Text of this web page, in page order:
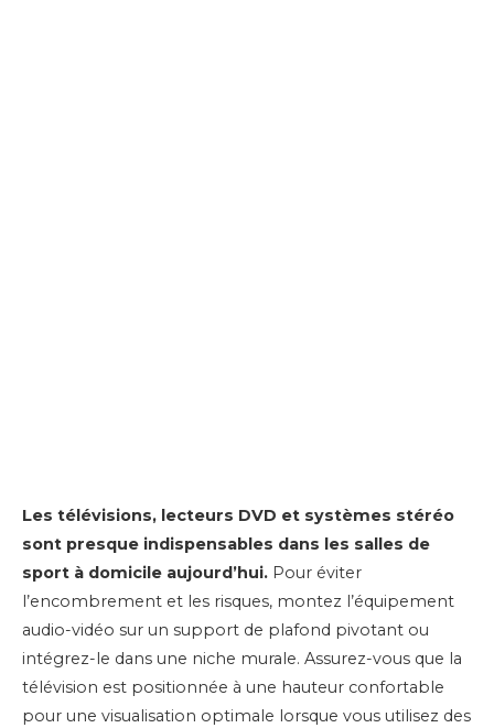
Les télévisions, lecteurs DVD et systèmes stéréo
sont presque indispensables dans les salles de
sport à domicile aujourd’hui. Pour éviter
l’encombrement et les risques, montez l’équipement
audio-vidéo sur un support de plafond pivotant ou
intégrez-le dans une niche murale. Assurez-vous que la
télévision est positionnée à une hauteur confortable
pour une visualisation optimale lorsque vous utilisez des